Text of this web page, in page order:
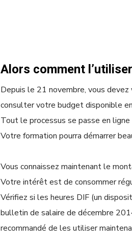
Alors comment
Depuis le 21 novembre, vous
consulter votre budget disponible
Tout le processus se passe en ligne
Votre formation pourra démarrer
Vous connaissez maintenant le
Votre intérêt est de consommer
Vérifiez si les heures DIF (un
bulletin de salaire de décembre
recommandé de les utiliser